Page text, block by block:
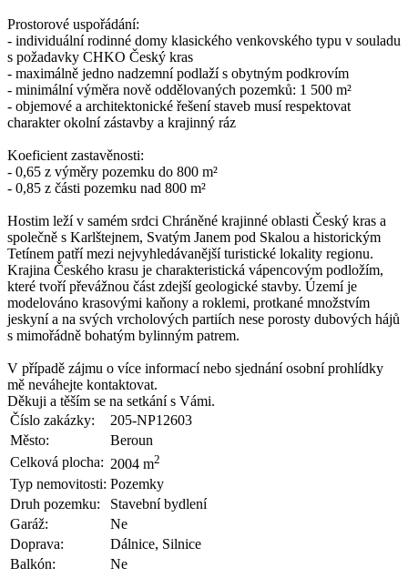
Prostorové uspořádání:
- individuální rodinné domy klasického venkovského typu v souladu
s požadavky CHKO Český kras
- maximálně jedno nadzemní podlaží s obytným podkrovím
- minimální výměra nově oddělovaných pozemků: 1 500 m²
- objemové a architektonické řešení staveb musí respektovat
charakter okolní zástavby a krajinný ráz
Koeficient zastavěnosti:
- 0,65 z výměry pozemku do 800 m²
- 0,85 z části pozemku nad 800 m²
Hostim leží v samém srdci Chráněné krajinné oblasti Český kras a
společně s Karlštejnem, Svatým Janem pod Skalou a historickým
Tetínem patří mezi nejvyhledávanější turistické lokality regionu.
Krajina Českého krasu je charakteristická vápencovým podložím,
které tvoří převážnou část zdejší geologické stavby. Území je
modelováno krasovými kaňony a roklemi, protkané množstvím
jeskyní a na svých vrcholových partiích nese porosty dubových hájů
s mimořádně bohatým bylinným patrem.
V případě zájmu o více informací nebo sjednání osobní prohlídky
mě neváhejte kontaktovat.
Děkuji a těším se na setkání s Vámi.
Číslo zakázky:
205-NP12603
Město:
Beroun
Celková plocha: 2004 m2
Typ nemovitosti: Pozemky
Druh pozemku:
Stavební bydlení
Garáž:
Ne
Doprava:
Dálnice, Silnice
Balkón:
Ne